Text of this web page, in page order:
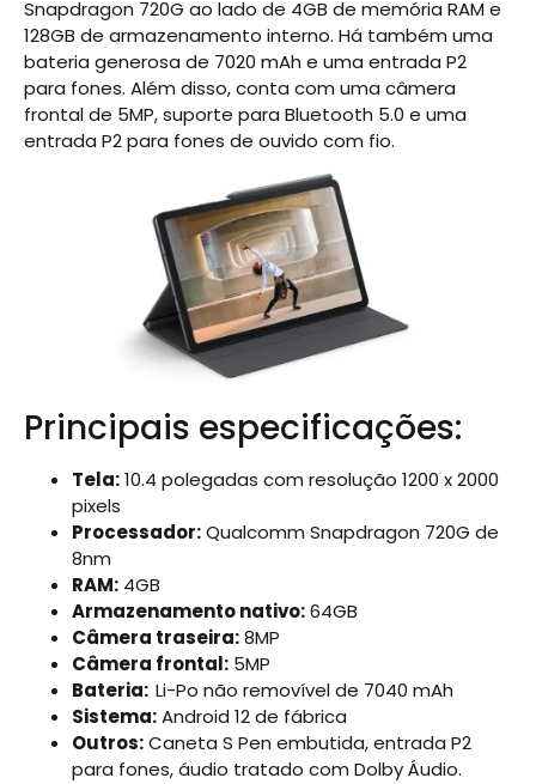
Snapdragon 720G ao lado de 4GB de memória RAM e
128GB de armazenamento interno. Há também uma
bateria generosa de 7020 mAh e uma entrada P2
para fones. Além disso, conta com uma câmera
frontal de 5MP, suporte para Bluetooth 5.0 e uma
entrada P2 para fones de ouvido com fio.
Principais especificações:
Tela:10.4 polegadas com resolução 1200 x 2000
pixels
Processador:Qualcomm Snapdragon 720G de
8nm
RAM: 4GB
Armazenamento nativo:64GB
Câmera traseira:8MP
Câmera frontal: 5MP
Bateria: Li-Po não removível de 7040 mAh
Sistema:Android 12 de fábrica
Outros:Caneta S Pen embutida, entrada P2
para fones, áudio tratado com Dolby Áudio.